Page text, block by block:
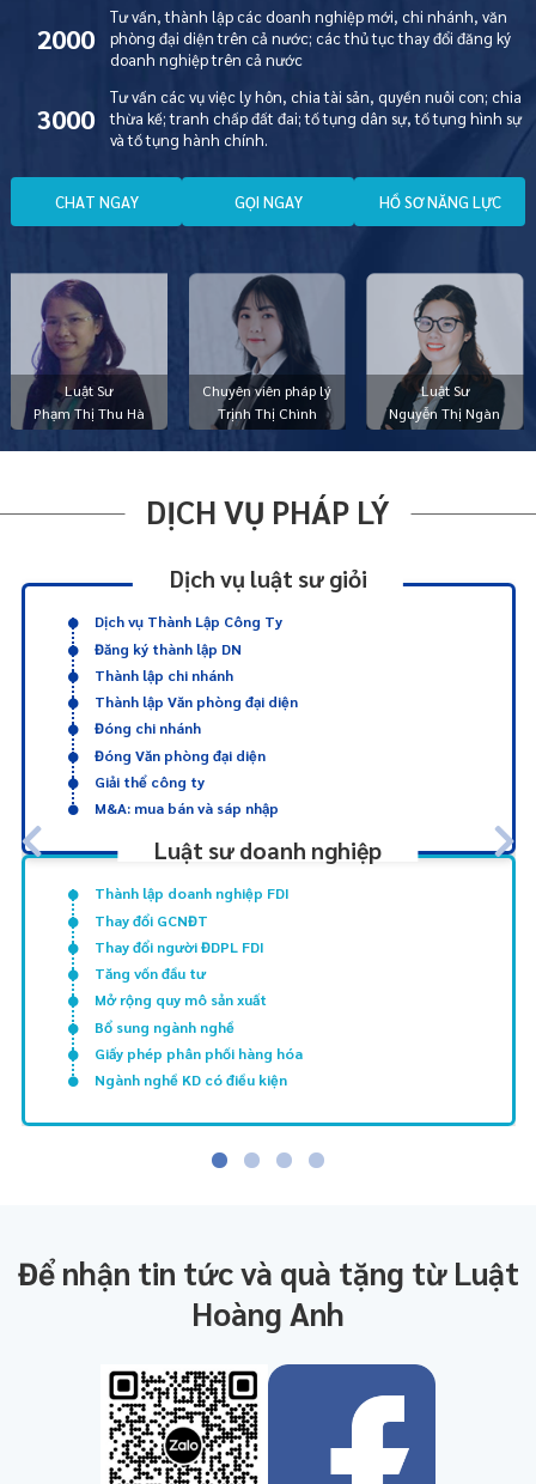
Luật Sư
Phạm Thị Thu Hà
Chuyên viên pháp lý
Trịnh Thị Chình
Luật Sư
Nguyễn Thị Ngàn
2000
Tư vấn, thành lập các doanh nghiệp mới, chi nhánh, văn
phòng đại diện trên cả nước; các thủ tục thay đổi đăng ký
doanh nghiệp trên cả nước
3000
Tư vấn các vụ việc ly hôn, chia tài sản, quyền nuôi con; chia
thừa kế; tranh chấp đất đai; tố tụng dân sự, tố tụng hình sự
và tố tụng hành chính.
CHAT NGAY GỌI NGAY HỒ SƠ NĂNG LỰC
DỊCH VỤ PHÁP LÝ
Dịch vụ luật sư giỏi
Dịch vụ Thành Lập Công Ty
Đăng ký thành lập DN
Thành lập chi nhánh
Thành lập Văn phòng đại diện
Đóng chi nhánh
Đóng Văn phòng đại diện
Giải thể công ty
M&A: mua bán và sáp nhập
Luật sư doanh nghiệp
Thành lập doanh nghiệp FDI
Thay đổi GCNĐT
Thay đổi người ĐDPL FDI
Tăng vốn đầu tư
Mở rộng quy mô sản xuất
Bổ sung ngành nghề
Giấy phép phân phối hàng hóa
Ngành nghề KD có điều kiện
Để nhận tin tức và quà tặng từ Luật
Hoàng Anh